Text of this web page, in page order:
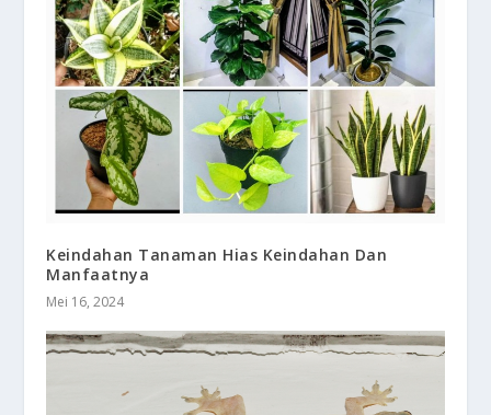
Keindahan Tanaman Hias Keindahan Dan
Manfaatnya
Mei 16, 2024